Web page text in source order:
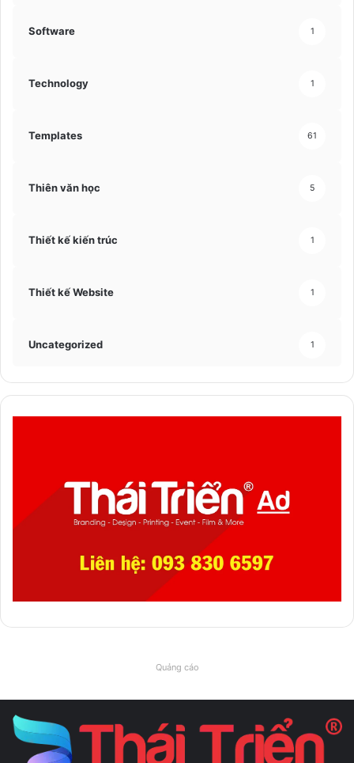
Software 1
Technology 1
Templates 61
Thiên văn học 5
Thiết kế kiến trúc 1
Thiết kế Website 1
Uncategorized 1
Quảng cáo